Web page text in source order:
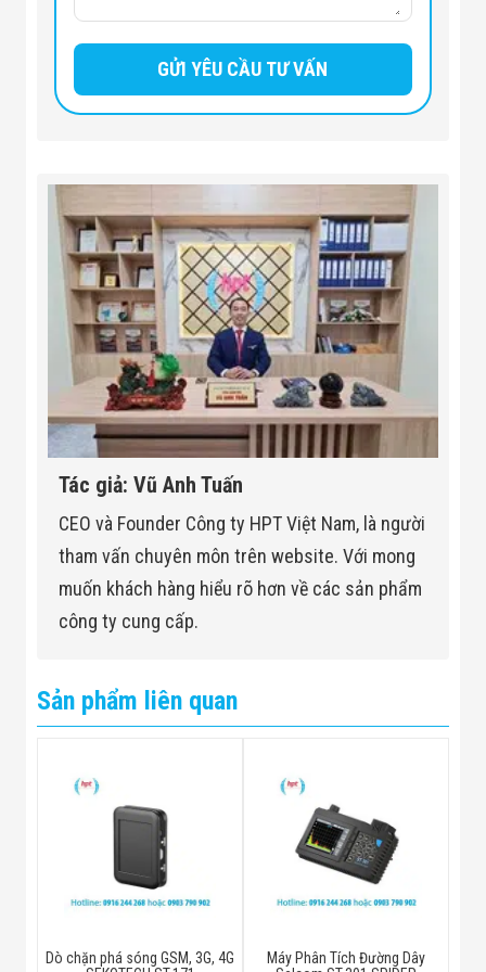
Tác giả: Vũ Anh Tuấn
CEO và Founder Công ty HPT Việt Nam, là người
tham vấn chuyên môn trên website. Với mong
muốn khách hàng hiểu rõ hơn về các sản phẩm
công ty cung cấp.
Sản phẩm liên quan
Dò chặn phá sóng GSM, 3G, 4G
Máy Phân Tích Đường Dây